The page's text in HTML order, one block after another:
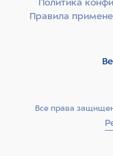
Все права
Политика
Правила